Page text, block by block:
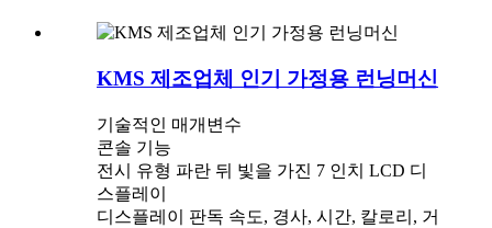
KMS 제조업체 인기 가정용 런닝머신
기술적인 매개변수
콘솔 기능
전시 유형 파란 뒤 빛을 가진 7 인치 LCD 디
스플레이
디스플레이 판독 속도, 경사, 시간, 칼로리, 거